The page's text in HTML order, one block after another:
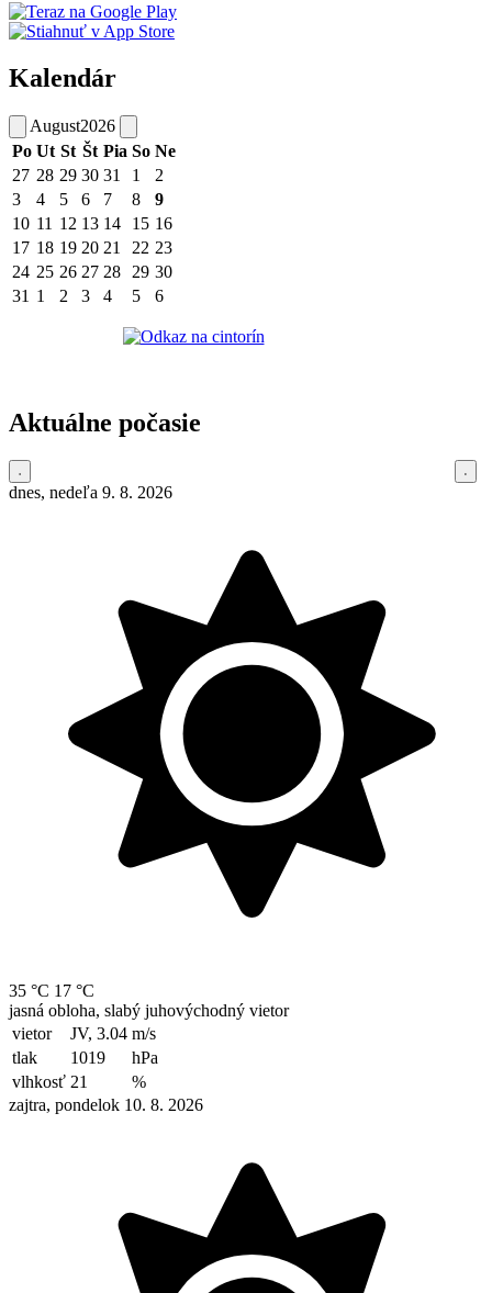
Kalendár
August2026
Po Ut St Št Pia So Ne
27 28 29 30 31 1
2
3
4 5 6 7 8
9
10 11 12 13 14 15 16
17 18 19 20 21 22 23
24 25 26 27 28 29 30
31 1 2 3 4 5 6
Aktuálne počasie
dnes, nedeľa 9. 8. 2026
35 °C 17 °C
jasná obloha, slabý juhovýchodný vietor
vietor
JV, 3.04 m/s
tlak
1019
hPa
vlhkosť 21
%
zajtra, pondelok 10. 8. 2026